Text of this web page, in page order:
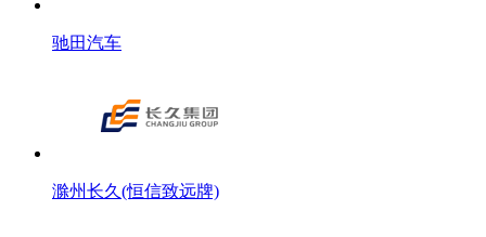
驰田汽车
滁州长久(恒信致远牌)